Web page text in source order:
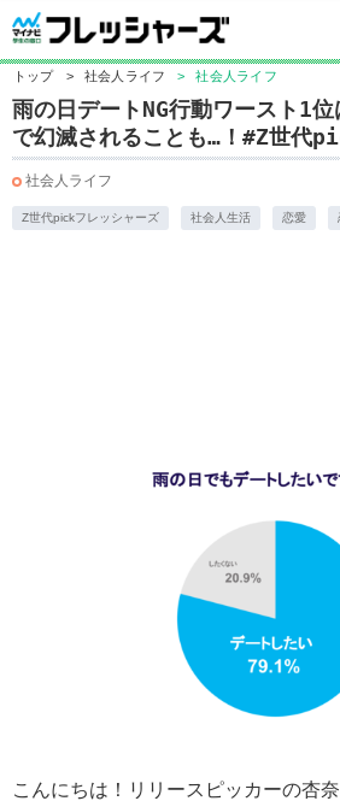
トップ > 社会人ライフ > 社会人ライフ
雨の日デートNG行動ワースト1
で幻滅されることも…！#Z世代
社会人ライフ
Z世代pickフレッシャーズ 社会人生活 恋愛
こんにちは！リリースピッカーの杏